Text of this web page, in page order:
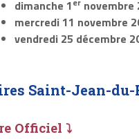
dimanche 1 novembre
mercredi 11 novembre
vendredi 25 décembre
Saint-Jean-du-
Officiel ⤵